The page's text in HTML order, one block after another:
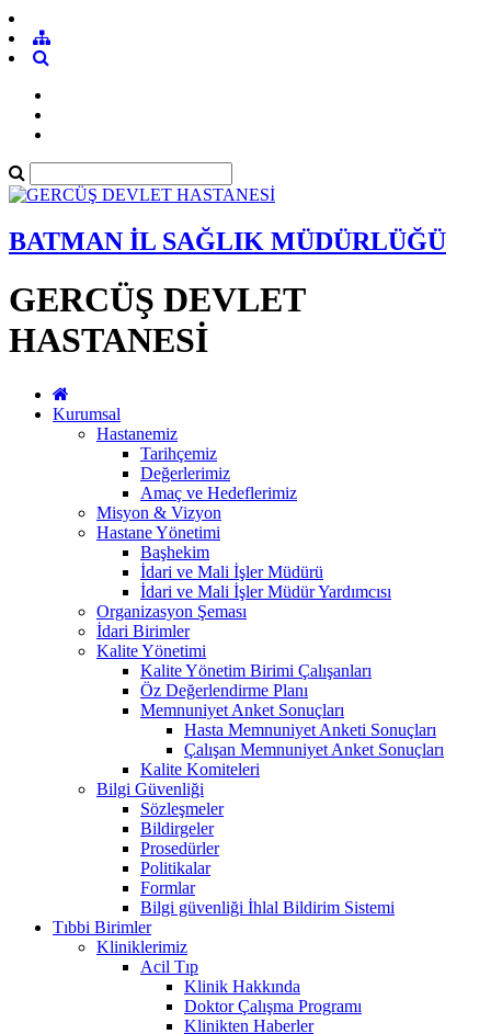
BATMAN İL SAĞLIK MÜDÜRLÜĞÜ
GERCÜŞ DEVLET
HASTANESİ
Kurumsal
Hastanemiz
Tarihçemiz
Değerlerimiz
Amaç ve Hedeflerimiz
Misyon & Vizyon
Hastane Yönetimi
Başhekim
İdari ve Mali İşler Müdürü
İdari ve Mali İşler Müdür Yardımcısı
Organizasyon Şeması
İdari Birimler
Kalite Yönetimi
Kalite Yönetim Birimi Çalışanları
Öz Değerlendirme Planı
Memnuniyet Anket Sonuçları
Hasta Memnuniyet Anketi Sonuçları
Çalışan Memnuniyet Anket Sonuçları
Kalite Komiteleri
Bilgi Güvenliği
Sözleşmeler
Bildirgeler
Prosedürler
Politikalar
Formlar
Bilgi güvenliği İhlal Bildirim Sistemi
Tıbbi Birimler
Kliniklerimiz
Acil Tıp
Klinik Hakkında
Doktor Çalışma Programı
Klinikten Haberler